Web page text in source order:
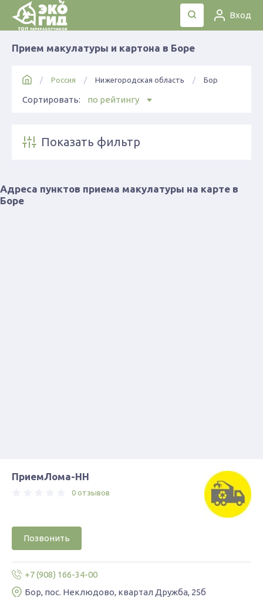
Вход
Прием макулатуры и картона в Боре
Россия Нижегородская область Бор
Сортировать: по рейтингу
Показать фильтр
Адреса пунктов приема макулатуры на карте в
Боре
ПриемЛома-НН
0 отзывов
Позвонить
+7 (908) 166-34-00
Бор, пос. Неклюдово, квартал Дружба, 25б